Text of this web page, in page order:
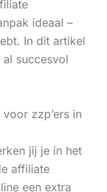
ideaal –
In dit artikel
succesvol
zzp’ers in
jij je in het
affiliate
een extra